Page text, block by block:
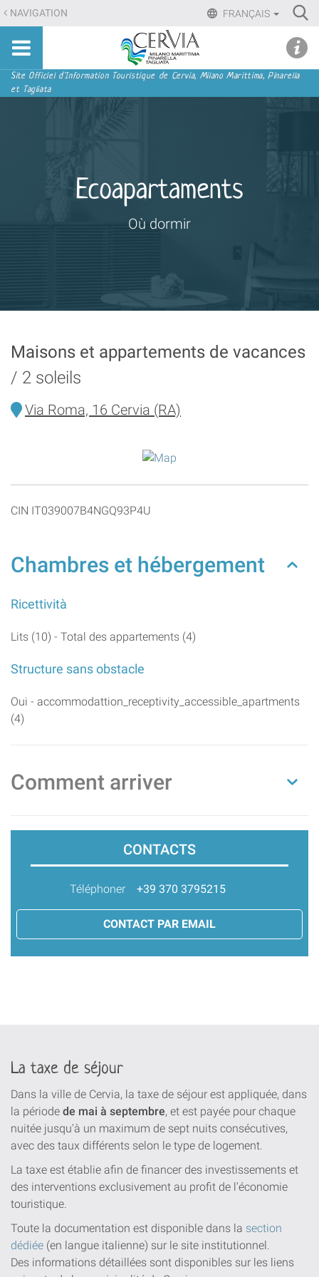
Aller
au
contenu.
Aller
à
FRANÇAIS
NAVIGATION
Sito
turistico
ufficiale
Navigation
Site Officiel d'Information Touristique de Cervia, Milano Marittima, Pinarella
et Tagliata
Ecoapartaments
Où dormir
Maisons et appartements de vacances
2 soleils
Via Roma, 16 Cervia (RA)
CIN IT039007B4NGQ93P4U
Chambres et hébergement
Ricettività
Lits (10) - Total des appartements (4)
Structure sans obstacle
Oui - accommodattion_receptivity_accessible_apartments
(4)
Comment arriver
CONTACTS
Téléphoner +39 370 3795215
CONTACT PAR EMAIL
La taxe de séjour
Dans la ville de Cervia, la taxe de séjour est appliquée, dans
la période de mai à septembre, et est payée pour chaque
nuitée jusqu'à un maximum de sept nuits consécutives,
avec des taux différents selon le type de logement.
La taxe est établie afin de financer des investissements et
des interventions exclusivement au profit de l'économie
touristique.
Toute la documentation est disponible dans la section
dédiée (en langue italienne) sur le site institutionnel.
Des informations détaillées sont disponibles sur les liens
menu